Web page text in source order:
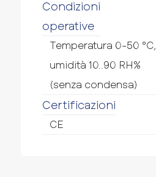
Condizioni
operative
Temperatura 0-50 °C,
umidità 10..90 RH%
(senza condensa)
Certificazioni
CE